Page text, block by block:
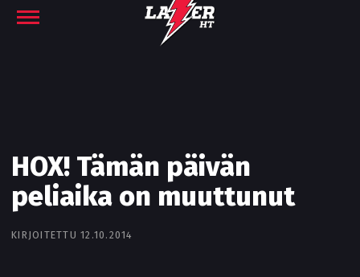
HOX! Tämän päivän
peliaika on muuttunut
KIRJOITETTU 12.10.2014